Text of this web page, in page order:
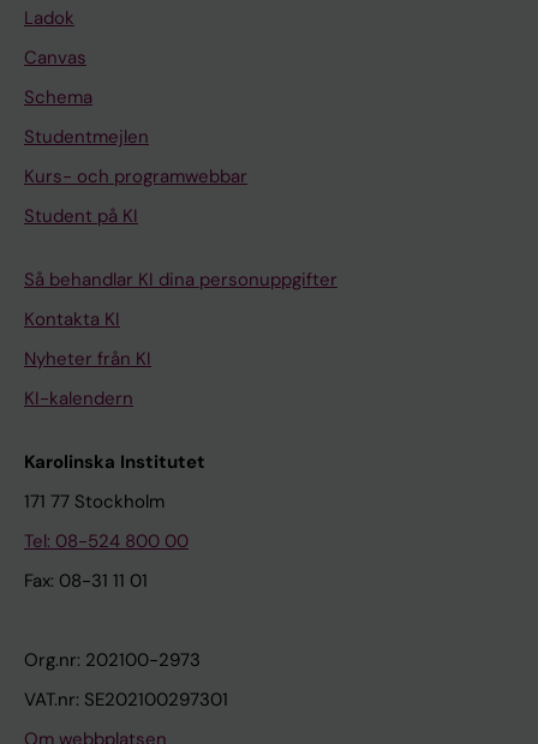
Ladok
Canvas
Schema
Studentmejlen
Kurs- och programwebbar
Student på KI
Så behandlar KI dina personuppgifter
Kontakta KI
Nyheter från KI
KI-kalendern
Karolinska Institutet
171 77 Stockholm
Tel: 08-524 800 00
Fax: 08-31 11 01
Org.nr: 202100-2973
VAT.nr: SE202100297301